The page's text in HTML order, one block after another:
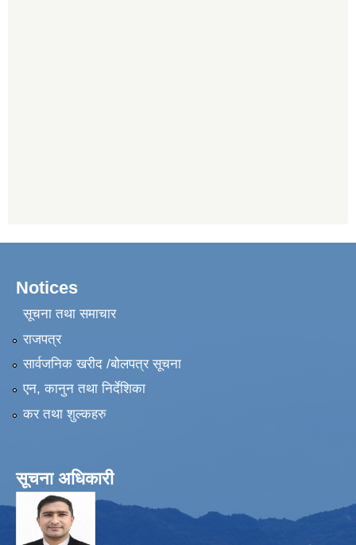
Notices
सूचना तथा समाचार
राजपत्र
सार्वजनिक खरीद /बोलपत्र सूचना
एन, कानुन तथा निर्देशिका
कर तथा शुल्कहरु
सूचना अधिकारी